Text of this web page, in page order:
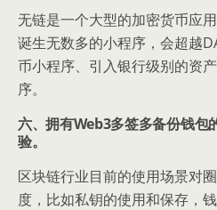
无链是一个大型的加密货币应
诞生无数多的小程序，会超越
币小程序、引入银行级别的资
序。
六、拥有Web3多签多备份钱包
验。
区块链行业目前的使用场景对
度，比如私钥的使用和保存，